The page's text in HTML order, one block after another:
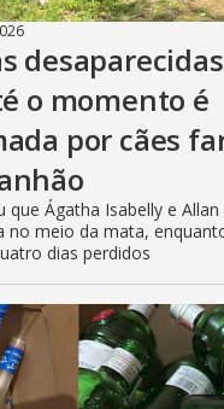
o momento é
por cães
que Ágatha Isabelly e
no meio da mata,
dias perdidos